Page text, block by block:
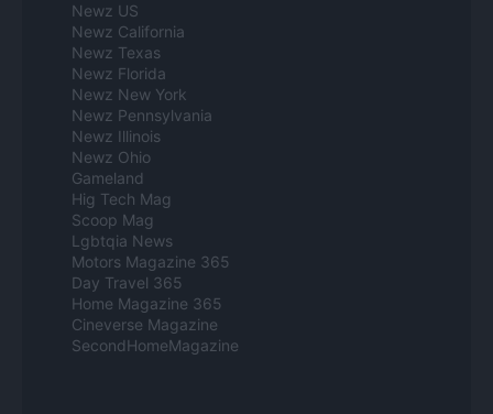
Newz US
Newz California
Newz Texas
Newz Florida
Newz New York
Newz Pennsylvania
Newz Illinois
Newz Ohio
Gameland
Hig Tech Mag
Scoop Mag
Lgbtqia News
Motors Magazine 365
Day Travel 365
Home Magazine 365
Cineverse Magazine
SecondHomeMagazine